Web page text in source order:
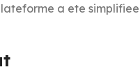
a ete simplifiee